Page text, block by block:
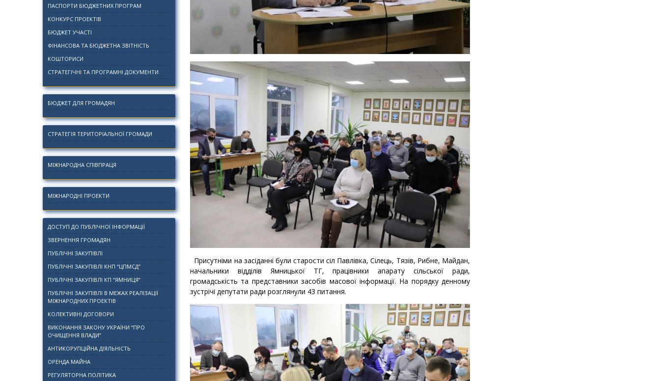
Присутніми на засіданні були старости сіл Павлівка, Сілець, Тязів, Рибне, Майдан,
начальники відділів Ямницької ТГ, працівники апарату сільської ради,
громадськість та представники засобів масової інформації. На порядку денному
зустрічі депутати ради розглянули 43 питання.
ПАСПОРТИ БЮДЖЕТНИХ ПРОГРАМ
КОНКУРС ПРОЕКТІВ
БЮДЖЕТ УЧАСТІ
ФІНАНСОВА ТА БЮДЖЕТНА ЗВІТНІСТЬ
КОШТОРИСИ
СТРАТЕГІЧНІ ТА ПРОГРАМНІ ДОКУМЕНТИ
БЮДЖЕТ ДЛЯ ГРОМАДЯН
СТРАТЕГІЯ ТЕРИТОРІАЛЬНОЇ ГРОМАДИ
МІЖНАРОДНА СПІВПРАЦЯ
МІЖНАРОДНІ ПРОЕКТИ
ДОСТУП ДО ПУБЛІЧНОЇ ІНФОРМАЦІЇ
ЗВЕРНЕННЯ ГРОМАДЯН
ПУБЛІЧНІ ЗАКУПІВЛІ
ПУБЛІЧНІ ЗАКУПІВЛІ КНП “ЦПМСД”
ПУБЛІЧНІ ЗАКУПІВЛІ КП “ЯМНИЦЯ”
ПУБЛІЧНІ ЗАКУПІВЛІ В МЕЖАХ РЕАЛІЗАЦІЇ
МІЖНАРОДНИХ ПРОЕКТІВ
КОЛЕКТИВНІ ДОГОВОРИ
ВИКОНАННЯ ЗАКОНУ УКРАЇНИ “ПРО
ОЧИЩЕННЯ ВЛАДИ”
АНТИКОРУПЦІЙНА ДІЯЛЬНІСТЬ
ОРЕНДА МАЙНА
РЕГУЛЯТОРНА ПОЛІТИКА